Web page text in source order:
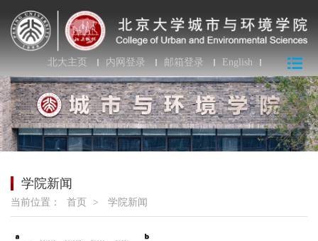
北大主页 内网登录 邮箱登录 English
学院新闻
当前位置： 首页 > 学院新闻